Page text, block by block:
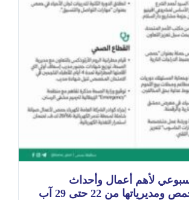
لأهم أعمال وأحداث
من 22 حتى 29 آب